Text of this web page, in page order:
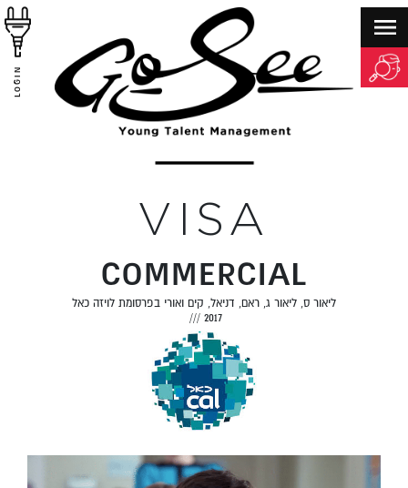
LOGIN
VISA
COMMERCIAL
ליאור ס, ליאור ג, ראם, דניאל, קים ואורי בפרסומת לויזה כאל
2017
///